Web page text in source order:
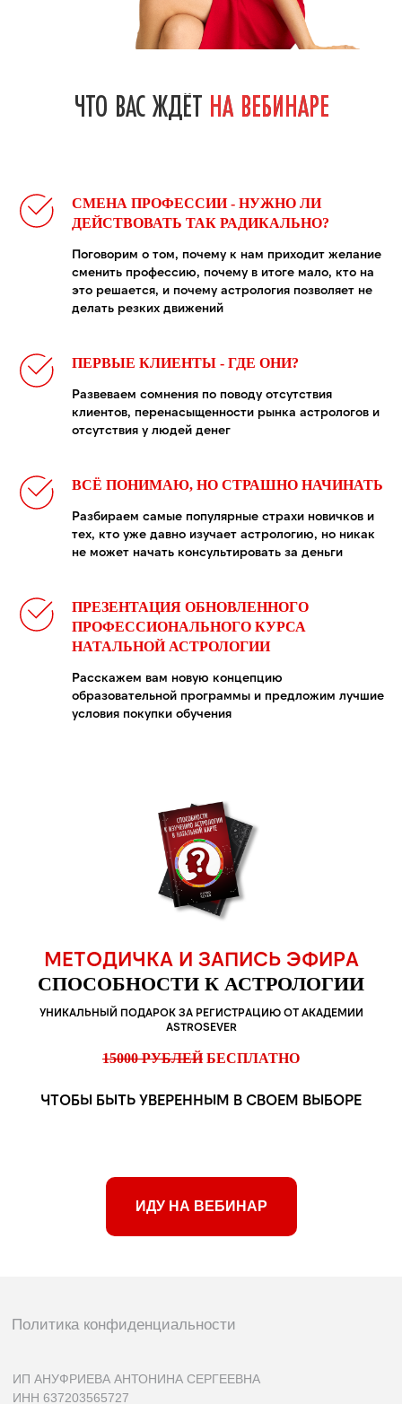
ЧТО ВАС ЖДЁТ НА ВЕБИНАРЕ
СМЕНА ПРОФЕССИИ - НУЖНО ЛИ
ДЕЙСТВОВАТЬ ТАК РАДИКАЛЬНО?
Поговорим о том, почему к нам приходит желание
сменить профессию, почему в итоге мало, кто на
это решается, и почему астрология позволяет не
делать резких движений
ПЕРВЫЕ КЛИЕНТЫ - ГДЕ ОНИ?
Развеваем сомнения по поводу отсутствия
клиентов, перенасыщенности рынка астрологов и
отсутствия у людей денег
ВСЁ ПОНИМАЮ, НО СТРАШНО НАЧИНАТЬ
Разбираем самые популярные страхи новичков и
тех, кто уже давно изучает астрологию, но никак
не может начать консультировать за деньги
ПРЕЗЕНТАЦИЯ ОБНОВЛЕННОГО
ПРОФЕССИОНАЛЬНОГО КУРСА
НАТАЛЬНОЙ АСТРОЛОГИИ
Расскажем вам новую концепцию
образовательной программы и предложим лучшие
условия покупки обучения
МЕТОДИЧКА И ЗАПИСЬ ЭФИРА
СПОСОБНОСТИ К АСТРОЛОГИИ
УНИКАЛЬНЫЙ ПОДАРОК ЗА РЕГИСТРАЦИЮ ОТ АКАДЕМИИ
ASTROSEVER
15000 РУБЛЕЙБЕСПЛАТНО
ЧТОБЫ БЫТЬ УВЕРЕННЫМ В СВОЕМ ВЫБОРЕ
ИДУ НА ВЕБИНАР
ИП АНУФРИЕВА АНТОНИНА СЕРГЕЕВНА